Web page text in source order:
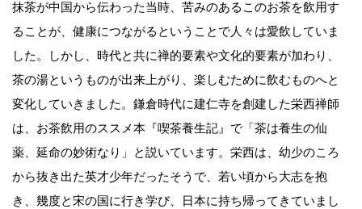
抹茶が中国から伝わった当時、苦みのあるこのお茶を飲用す
ることが、健康につながるということで人々は愛飲していま
した。しかし、時代と共に禅的要素や文化的要素が加わり、
茶の湯というものが出来上がり、楽しむために飲むものへと
変化していきました。鎌倉時代に建仁寺を創建した栄西禅師
は、お茶飲用のススメ本『喫茶養生記』で「茶は養生の仙
薬、延命の妙術なり」と説いています。栄西は、幼少のころ
から抜き出た英才少年だったそうで、若い頃から大志を抱
き、幾度と宋の国に行き学び、日本に持ち帰ってきていまし